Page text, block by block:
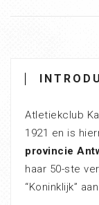
Atletiekclub
1921 en is
provincie
haar 50-ste
“Koninklijk”